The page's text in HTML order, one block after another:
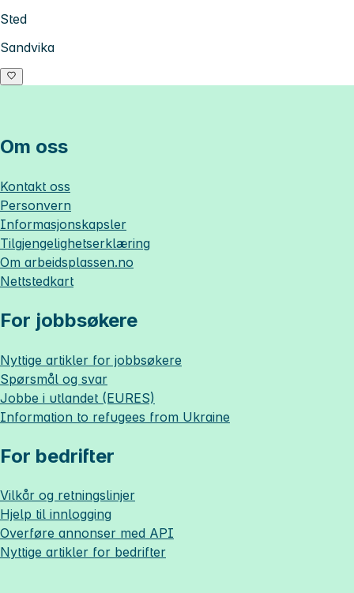
Sted
Sandvika
Om oss
Kontakt oss
Personvern
Informasjonskapsler
Tilgjengelighetserklæring
Om arbeidsplassen.no
Nettstedkart
For jobbsøkere
Nyttige artikler for jobbsøkere
Spørsmål og svar
Jobbe i utlandet (EURES)
Information to refugees from Ukraine
For bedrifter
Vilkår og retningslinjer
Hjelp til innlogging
Overføre annonser med API
Nyttige artikler for bedrifter